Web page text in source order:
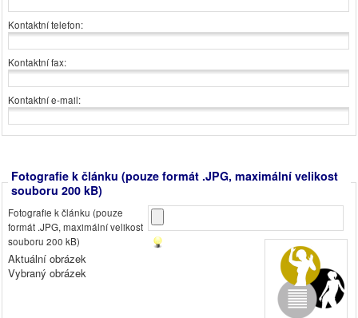
Kontaktní telefon:
Kontaktní fax:
Kontaktní e-mail:
Fotografie k článku (pouze formát .JPG, maximální velikost
souboru 200 kB)
Fotografie k článku (pouze
formát .JPG, maximální velikost
souboru 200 kB)
Aktuální obrázek
Vybraný obrázek